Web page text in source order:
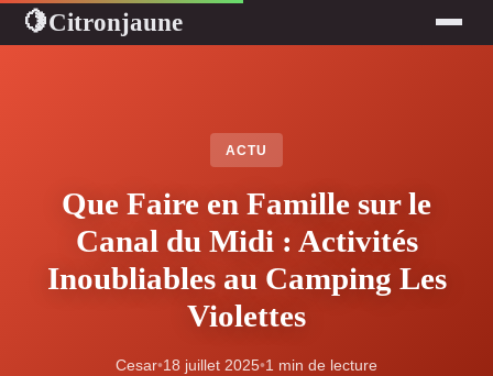
🍋Citronjaune
ACTU
Que Faire en Famille sur le
Canal du Midi : Activités
Inoubliables au Camping Les
Violettes
Cesar•18 juillet 2025•1 min de lecture